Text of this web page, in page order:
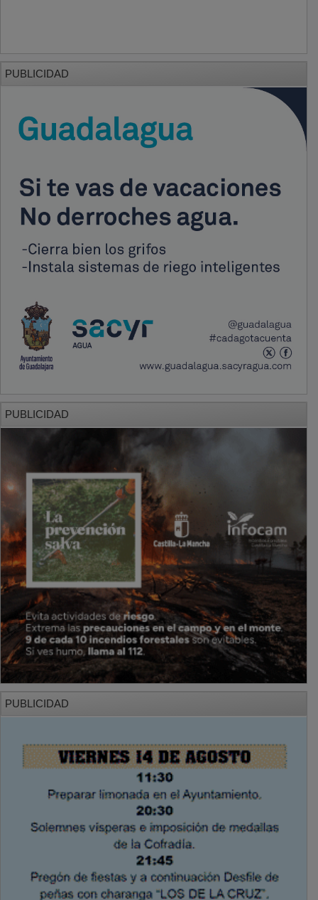
PUBLICIDAD
PUBLICIDAD
PUBLICIDAD